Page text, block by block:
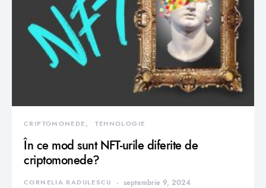
CRIPTOMONEDE TEHNOLOGIE
În ce mod sunt NFT-urile diferite de
criptomonede?
CORNELIA RADULESCU septembrie 9, 2024